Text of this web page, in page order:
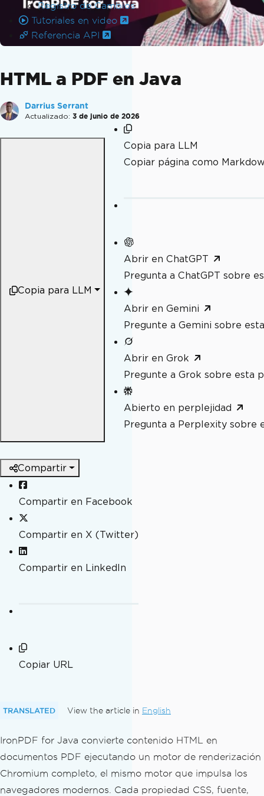
Registro de Cambios
Tutoriales en video
Referencia API
HTML a PDF en Java
Darrius Serrant
Actualizado: 3 de junio de 2026
Copia para LLM
Copia para LLM
Copiar página como
Abrir en ChatGPT
Pregunta a ChatGPT sobre
Abrir en Gemini
Pregunte a Gemini sobre
Abrir en Grok
Pregunte a Grok sobre esta
Abierto en perplejidad
Pregunta a Perplexity sobre
Compartir
Compartir en Facebook
Compartir en X (Twitter)
Compartir en LinkedIn
Copiar URL
TRANSLATED View the article in English
IronPDF for Java convierte contenido HTML en
documentos PDF ejecutando un motor de renderización
Chromium completo, el mismo motor que impulsa los
navegadores modernos. Cada propiedad CSS, fuente,